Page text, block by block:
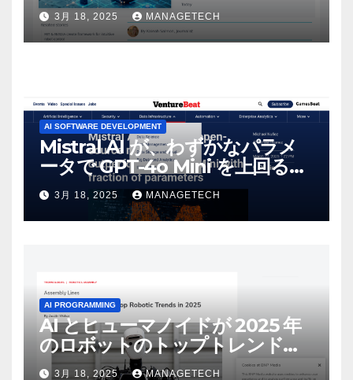
3月 18, 2025 MANAGETECH
AI SOFTWARE DEVELOPMENT
Mistral AI が、わずかなパラメ
ータで GPT-4o Mini を上回る新
しいオープンソース モデルをリ
リース | VentureBeat
3月 18, 2025 MANAGETECH
AI PROGRAMMING
AI とヒューマノイドが 2025 年
のロボットのトップトレンドに |
ASSEMBLY
3月 18, 2025 MANAGETECH